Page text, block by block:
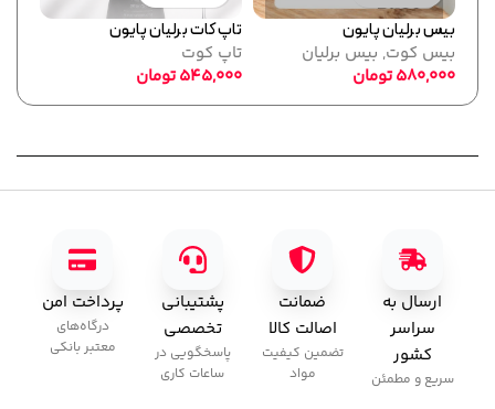
بیس برلیان پایون
بیس کوت, بیس برلیان
580,000تومان
تاپ کات برلیان پایون
تاپ کوت
545,000تومان
ارسال به
سراسر
کشور
سریع و مطمئن
ضمانت
اصالت کالا
تضمین کیفیت
مواد
پشتیبانی
تخصصی
پاسخگویی در
ساعات کاری
پرداخت امن
درگاه‌های
معتبر بانکی